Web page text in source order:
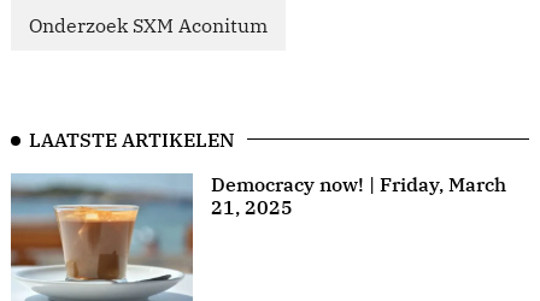
Onderzoek SXM Aconitum
LAATSTE ARTIKELEN
Democracy now! | Friday, March
21, 2025